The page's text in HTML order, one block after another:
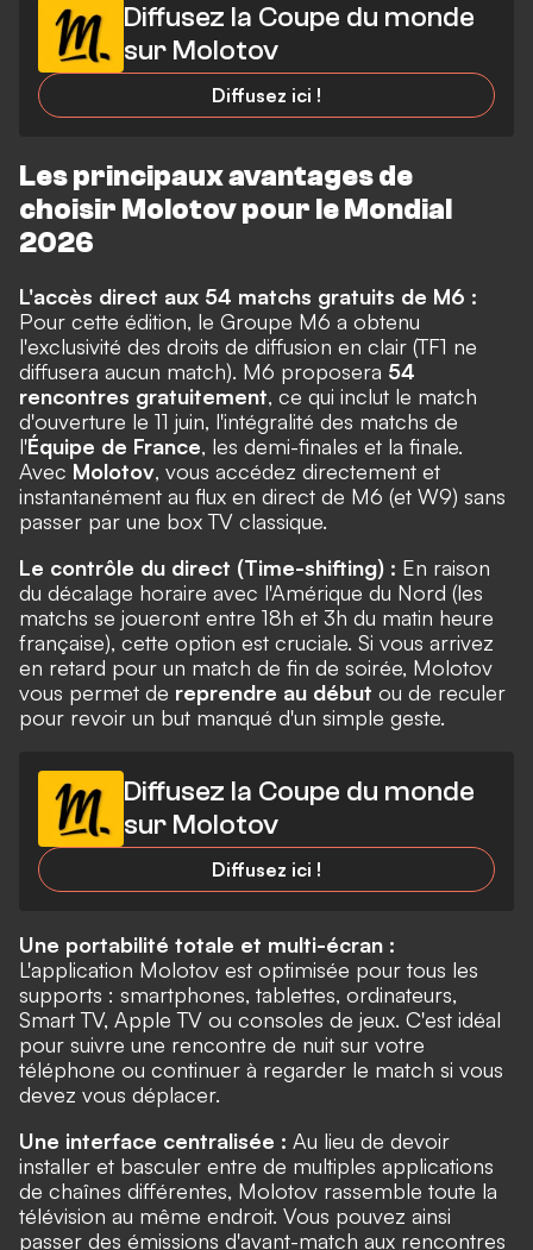
Diffusez la Coupe du monde
sur Molotov
Diffusez ici !
Les principaux avantages de
choisir Molotov pour le Mondial
2026
L'accès direct aux 54 matchs gratuits de M6 :
Pour cette édition, le Groupe M6 a obtenu
l'exclusivité des droits de diffusion en clair (TF1 ne
diffusera aucun match). M6 proposera 54
rencontres gratuitement, ce qui inclut le match
d'ouverture le 11 juin, l'intégralité des matchs de
l'Équipe de France, les demi-finales et la finale.
Avec Molotov, vous accédez directement et
instantanément au flux en direct de M6 (et W9) sans
passer par une box TV classique.
Le contrôle du direct (Time-shifting) : En raison
du décalage horaire avec l'Amérique du Nord (les
matchs se joueront entre 18h et 3h du matin heure
française), cette option est cruciale. Si vous arrivez
en retard pour un match de fin de soirée, Molotov
vous permet de reprendre au début ou de reculer
pour revoir un but manqué d'un simple geste.
Diffusez la Coupe du monde
sur Molotov
Diffusez ici !
Une portabilité totale et multi-écran :
L'application Molotov est optimisée pour tous les
supports : smartphones, tablettes, ordinateurs,
Smart TV, Apple TV ou consoles de jeux. C'est idéal
pour suivre une rencontre de nuit sur votre
téléphone ou continuer à regarder le match si vous
devez vous déplacer.
Une interface centralisée : Au lieu de devoir
installer et basculer entre de multiples applications
de chaînes différentes, Molotov rassemble toute la
télévision au même endroit. Vous pouvez ainsi
passer des émissions d'avant-match aux rencontres